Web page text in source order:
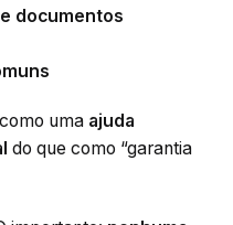
documentos
uma ajuda
do que como “garantia